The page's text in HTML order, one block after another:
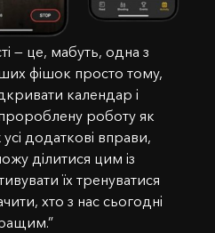
— це, мабуть, одна з
фішок просто тому,
календар і
роботу як
додаткові вправи,
ділитися цим із
їх тренуватися
хто з нас сьогодні